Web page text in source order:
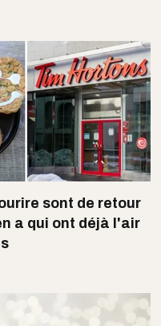
sont de retour
a qui ont déjà l'air